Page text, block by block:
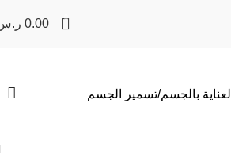
0
0.00
العناية بالجسم تسمير الجسم